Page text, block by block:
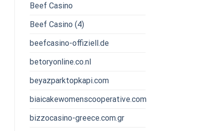
Beef Casino
Beef Casino (4)
beefcasino-offiziell.de
betoryonline.co.nl
beyazparktopkapi.com
biaicakewomenscooperative.com
bizzocasino-greece.com.gr